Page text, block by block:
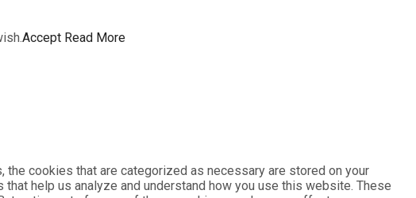
Accept Read More
cookies that are categorized as necessary are stored on your
help us analyze and understand how you use this website. These